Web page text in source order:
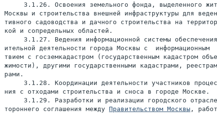
3.1.26. Освоения земельного фонда, выделенного
Москвы и строительства внешней инфраструктуры для
тивного садоводства и дачного строительства на
кой и сопредельных областей.
3.1.27. Ведения информационной системы
ительной деятельности города Москвы с  информационным
твием с госземкадастром (государственным кадастром
жимости), другими государственными кадастрами,
рами.
3.1.28. Координации деятельности участников
ния с отходами строительства и сноса в городе Москве.
3.1.29. Разработки и реализации городского
тороннего соглашения между Правительством Москвы ,